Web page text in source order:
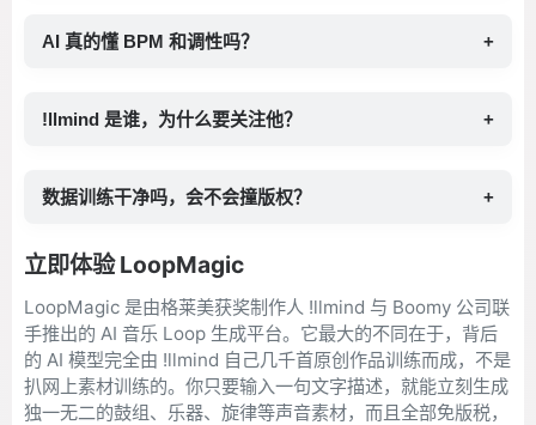
AI 真的懂 BPM 和调性吗？ +
!llmind 是谁，为什么要关注他？ +
数据训练干净吗，会不会撞版权？ +
立即体验 LoopMagic
LoopMagic 是由格莱美获奖制作人 !llmind 与 Boomy 公司联
手推出的 AI 音乐 Loop 生成平台。它最大的不同在于，背后
的 AI 模型完全由 !llmind 自己几千首原创作品训练而成，不是
扒网上素材训练的。你只要输入一句文字描述，就能立刻生成
独一无二的鼓组、乐器、旋律等声音素材，而且全部免版税，